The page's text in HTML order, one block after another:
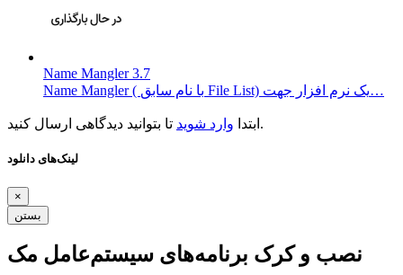
Name Mangler 3.7
Name Mangler ( با نام سابق File List) یک نرم افزار جهت…
ابتدا وارد شوید تا بتوانید دیدگاهی ارسال کنید.
لینک‌های دانلود
×
بستن
نصب و کرک برنامه‌های سیستم‌عامل مک